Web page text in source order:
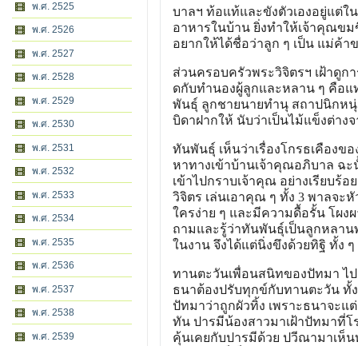
พ.ศ. 2525
พ.ศ. 2526
พ.ศ. 2527
พ.ศ. 2528
พ.ศ. 2529
พ.ศ. 2530
พ.ศ. 2531
พ.ศ. 2532
พ.ศ. 2533
พ.ศ. 2534
พ.ศ. 2535
พ.ศ. 2536
พ.ศ. 2537
พ.ศ. 2538
พ.ศ. 2539
บาลฯ ท้อแท้และขังตัวเองอยู่แต่
อาหารในบ้าน ยิ่งทําให้เจ้าคุณขม
อยากให้ได้ชื่อว่าลูก ๆ เป็น แม่ค้า
ส่วนครอบครัวพระวิจิตรฯ เฝ้าดู
ดกับทํานองผู้ลูกและหลาน ๆ คือ
พันธุ์ ลูกชายนายทํานุ สถาปนิกห
บิดาฝากให้ นับว่าเป็นไม้แข็งต่าง
ทันพันธุ์ เห็นว่าเรื่องโกรธเคืองข
หาทางเข้าบ้านเจ้าคุณอภิบาล ฉะ
เข้าไปกราบเจ้าคุณ อย่างเรียบร้
วิจิตร เล่นเอาคุณ ๆ ทั้ง 3 พาลจะ
ใครง่าย ๆ และมีความดื้อรั้น โผ
ถามและรู้ว่าทันพันธุ์เป็นลูกหลาน
ในงาน จึงได้แต่นิ่งขึงด้วยทิฐิ ทั้ง
ทานตะวันเพื่อนสนิทของปัทมา ไ
ธนาต้องปรับทุกข์กับทานตะวัน ทั้ง
ปัทมาว่าถูกผัวทิ้ง เพราะธนาจะแ
ทัน ปารมีน้องสาวมาเฝ้าปัทมาที่
คุ้นเคยกับปารมีด้วย ปวีณามาเห็